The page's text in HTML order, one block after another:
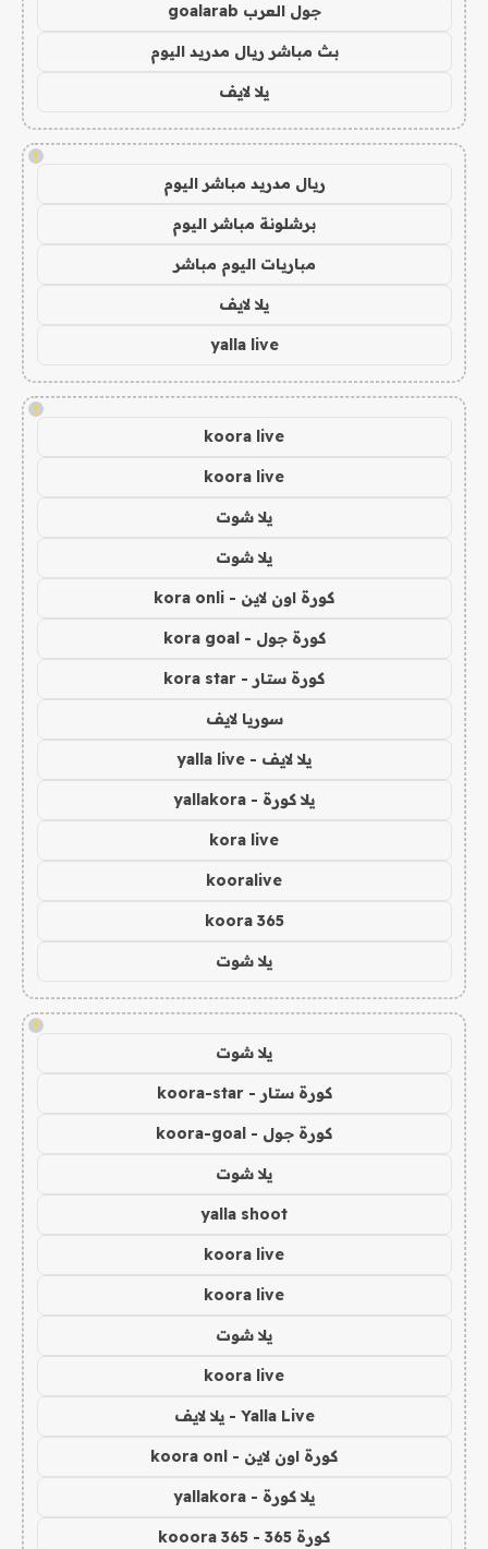
جول العرب goalarab
بث مباشر ريال مدريد اليوم
يلا لايف
!
ريال مدريد مباشر اليوم
برشلونة مباشر اليوم
مباريات اليوم مباشر
يلا لايف
yalla live
!
koora live
koora live
يلا شوت
يلا شوت
كورة اون لاين - kora onli
كورة جول - kora goal
كورة ستار - kora star
سوريا لايف
يلا لايف - yalla live
يلا كورة - yallakora
kora live
kooralive
koora 365
يلا شوت
!
يلا شوت
كورة ستار - koora-star
كورة جول - koora-goal
يلا شوت
yalla shoot
koora live
koora live
يلا شوت
koora live
Yalla Live - يلا لايف
كورة اون لاين - koora onl
يلا كورة - yallakora
كورة 365 - kooora 365